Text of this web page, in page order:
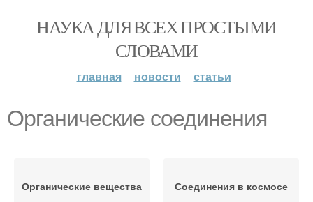
НАУКА ДЛЯ ВСЕХ ПРОСТЫМИ
СЛОВАМИ
главная новости статьи
Органические соединения
Органические вещества Соединения в космосе